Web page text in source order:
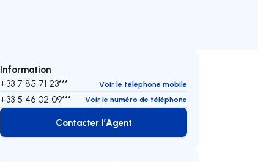
Information
+33 7 85 71 23*** Voir le téléphone mobile
+33 5 46 02 09*** Voir le numéro de téléphone
Contacter l’Agent
Contacter l’Agent